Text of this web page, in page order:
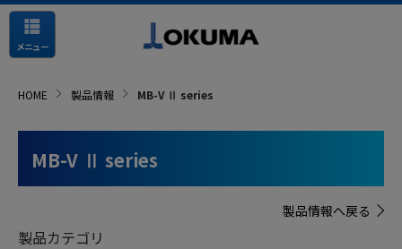
メニュー
HOME 製品情報 MB-V Ⅱ series
MB-V Ⅱ series
製品情報へ戻る
製品カテゴリ